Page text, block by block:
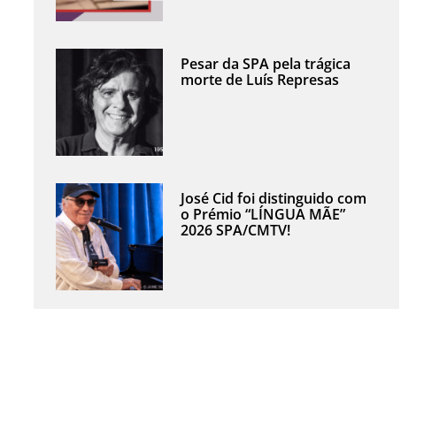
Pesar da SPA pela trágica
morte de Luís Represas
José Cid foi distinguido com
o Prémio “LÍNGUA MÃE”
2026 SPA/CMTV!